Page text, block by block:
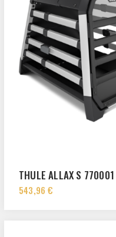
THULE ALLAX S 770001
543,96 €